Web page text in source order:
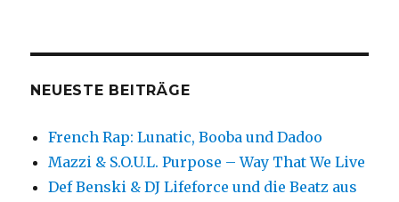
NEUESTE BEITRÄGE
French Rap: Lunatic, Booba und Dadoo
Mazzi & S.O.U.L. Purpose – Way That We Live
Def Benski & DJ Lifeforce und die Beatz aus